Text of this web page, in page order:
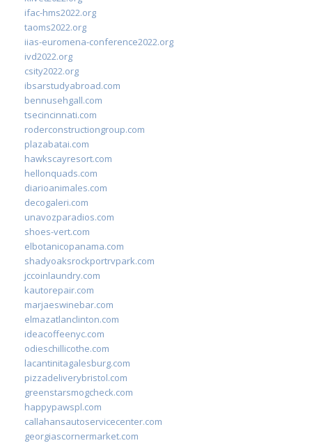
ifac-hms2022.org
taoms2022.org
iias-euromena-conference2022.org
ivd2022.org
csity2022.org
ibsarstudyabroad.com
bennusehgall.com
tsecincinnati.com
roderconstructiongroup.com
plazabatai.com
hawkscayresort.com
hellonquads.com
diarioanimales.com
decogaleri.com
unavozparadios.com
shoes-vert.com
elbotanicopanama.com
shadyoaksrockportrvpark.com
jccoinlaundry.com
kautorepair.com
marjaeswinebar.com
elmazatlanclinton.com
ideacoffeenyc.com
odieschillicothe.com
lacantinitagalesburg.com
pizzadeliverybristol.com
greenstarsmogcheck.com
happypawspl.com
callahansautoservicecenter.com
georgiascornermarket.com